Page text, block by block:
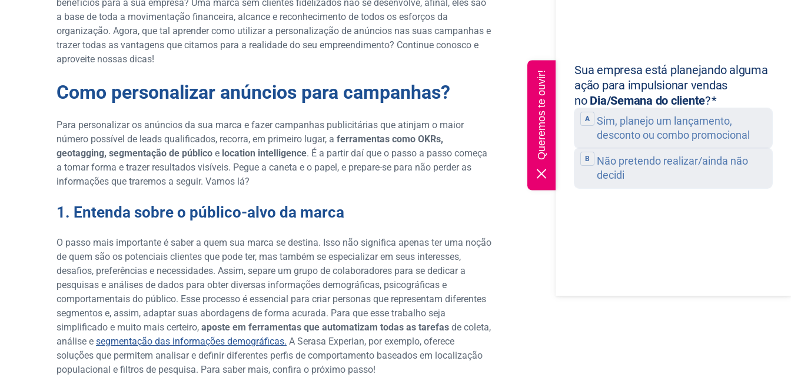
benefícios para a sua empresa? Uma marca sem clientes fidelizados não se desenvolve, afinal, eles são
a base de toda a movimentação financeira, alcance e reconhecimento de todos os esforços da
organização. Agora, que tal aprender como utilizar a personalização de anúncios nas suas campanhas e
trazer todas as vantagens que citamos para a realidade do seu empreendimento? Continue conosco e
aproveite nossas dicas!
Como personalizar anúncios para campanhas?
Para personalizar os anúncios da sua marca e fazer campanhas publicitárias que atinjam o maior
número possível de leads qualificados, recorra, em primeiro lugar, a ferramentas como OKRs,
geotagging, segmentação de público e location intelligence. É a partir daí que o passo a passo começa
a tomar forma e trazer resultados visíveis. Pegue a caneta e o papel, e prepare-se para não perder as
informações que traremos a seguir. Vamos lá?
1. Entenda sobre o público-alvo da marca
O passo mais importante é saber a quem sua marca se destina. Isso não significa apenas ter uma noção
de quem são os potenciais clientes que pode ter, mas também se especializar em seus interesses,
desafios, preferências e necessidades. Assim, separe um grupo de colaboradores para se dedicar a
pesquisas e análises de dados para obter diversas informações demográficas, psicográficas e
comportamentais do público. Esse processo é essencial para criar personas que representam diferentes
segmentos e, assim, adaptar suas abordagens de forma acurada. Para que esse trabalho seja
simplificado e muito mais certeiro, aposte em ferramentas que automatizam todas as tarefas de coleta,
análise e segmentação das informações demográficas. A Serasa Experian, por exemplo, oferece
soluções que permitem analisar e definir diferentes perfis de comportamento baseados em localização
populacional e filtros de pesquisa. Para saber mais, confira o próximo passo!
Queremos te ouvir!